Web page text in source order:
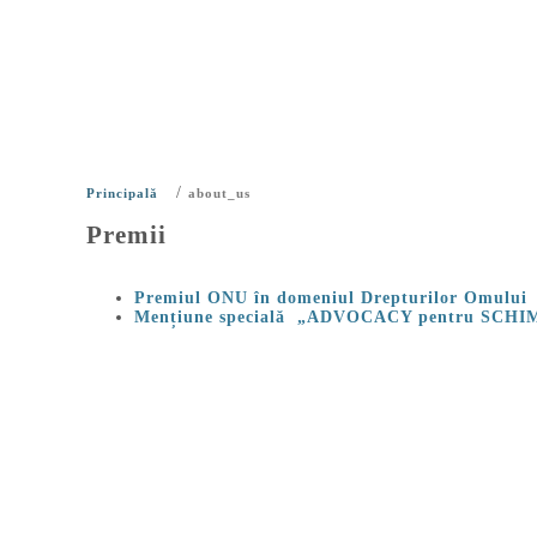
Principală / about_us
Premii
Premiul ONU în domeniul Drepturilor Omului
Mențiune specială „ADVOCACY pentru